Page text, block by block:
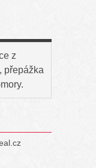
z
přepážka